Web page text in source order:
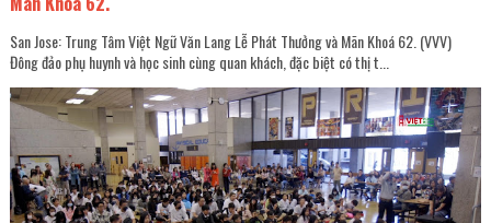
San Jose: Trung Tâm Việt Ngữ Văn Lang Lễ Phát Thưởng và Mãn Khoá 62. (VVV)
Đông đảo phụ huynh và học sinh cùng quan khách, đặc biệt có thị t...